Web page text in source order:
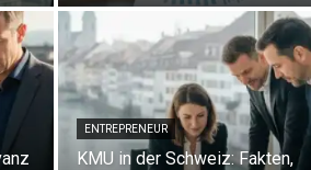
ENTREPRENEUR
KMU in der Schweiz: Fakten,